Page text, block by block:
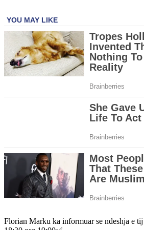
Florian Marku ka informuar se ndeshja e